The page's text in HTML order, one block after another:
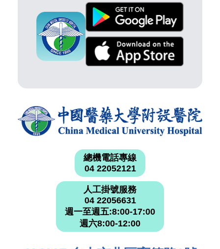
總機電話專線
04 22052121
人工掛號服務
04 22056631
週一至週五:8:00-17:00
週六8:00-12:00